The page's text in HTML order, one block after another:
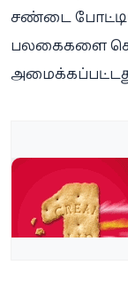
சண்டை
பலகைகளை